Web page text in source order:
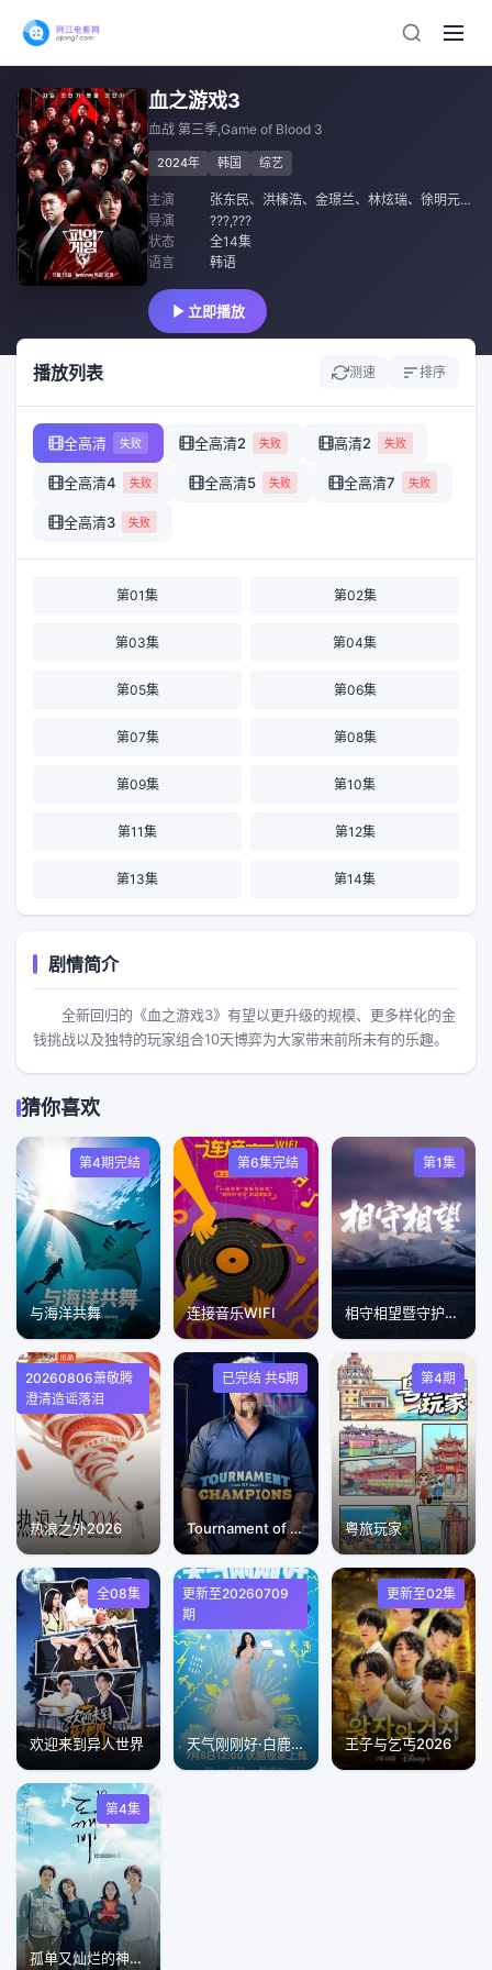
血之游戏3
血战 第三季,Game of Blood 3
2024年 韩国 综艺
主演 张东民、 洪榛浩、 金璟兰、 林炫瑞、 徐明元、
导演
???,???
状态
全14集
语言
韩语
立即播放
播放列表 测速 排序
全高清 失败 全高清2 失败 高清2 失败
全高清4 失败 全高清5 失败 全高清7 失败
全高清3 失败
第01集 第02集
第03集 第04集
第05集 第06集
第07集 第08集
第09集 第10集
第11集 第12集
第13集 第14集
剧情简介
全新回归的《血之游戏3》有望以更升级的规模、更多样化的金
钱挑战以及独特的玩家组合10天博弈为大家带来前所未有的乐趣。
猜你喜欢
第4期完结
与海洋共舞
第6集完结
连接音乐WIFI
第1集
相守相望暨守护哈拉湖行动
20260806萧敬腾
澄清造谣落泪
热浪之外2026
已完结 共5期
Tournament of Champions 第一季
第4期
粤旅玩家
全08集
欢迎来到异人世界
更新至20260709
期
天气刚刚好·白鹿十周年拾光音乐会
更新至02集
王子与乞丐2026
第4集
孤单又灿烂的神，鬼怪十周年特辑